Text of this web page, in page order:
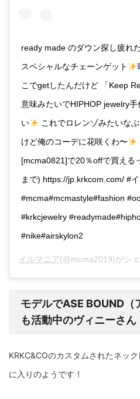
ready made のダウン探し疲れ
スペシャルなチェーンゲット
こでgetしたんだけど 「Keep
意味みたいでHIPHOP jewelry
い
これでロレンゾみたいな
けど俺のコーデに花咲くわ〜
[mcma0821]で20％offで買える
まで) https://jp.krkcom.com/ #
#mcma#mcmastyle#fashion
#krkcjewelry
#nike#airskylon2
イルマニア(@mcma2019)がシ
モデルでASE BOUND（
も活動中のヴィニーさん
KRKC&COのカスタムされたネッ
に入りのようです！